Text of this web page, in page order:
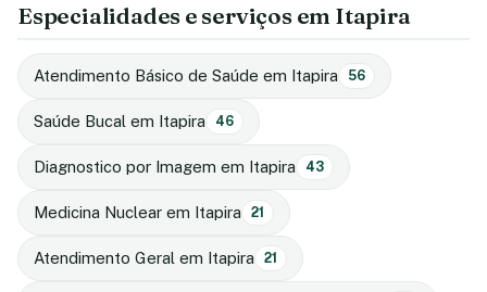
Especialidades e serviços em Itapira
Atendimento Básico de Saúde em Itapira 56
Saúde Bucal em Itapira 46
Diagnostico por Imagem em Itapira 43
Medicina Nuclear em Itapira 21
Atendimento Geral em Itapira 21